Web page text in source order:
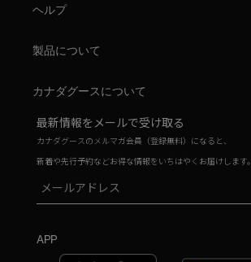
ヘルプ
製品について
カナダグースについて
最新情報をメールで受け取る
カナダグースのメルマガ会員（登録無料）になると、
新着や先行予約などお得な情報をいちはやくお届けします。
APP